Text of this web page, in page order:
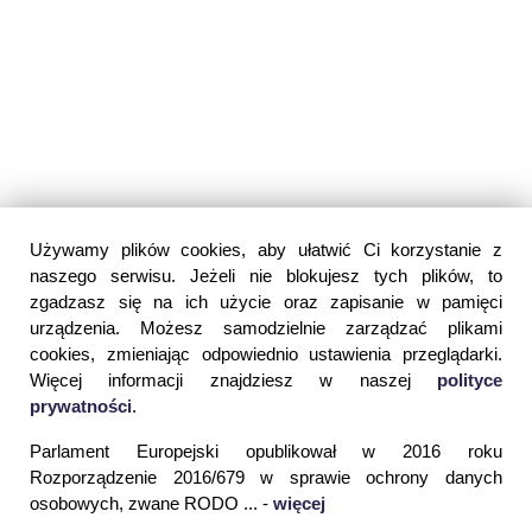
Używamy plików cookies, aby ułatwić Ci korzystanie z
naszego serwisu. Jeżeli nie blokujesz tych plików, to
zgadzasz się na ich użycie oraz zapisanie w pamięci
urządzenia. Możesz samodzielnie zarządzać plikami
cookies, zmieniając odpowiednio ustawienia przeglądarki.
Więcej informacji znajdziesz w naszej polityce
prywatności.
Parlament Europejski opublikował w 2016 roku
Rozporządzenie 2016/679 w sprawie ochrony danych
osobowych, zwane RODO ... - więcej